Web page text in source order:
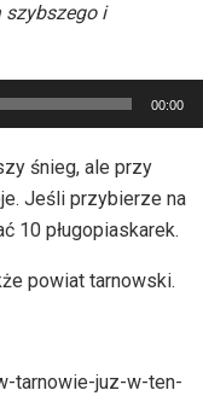
szybszego i
00:00
śnieg, ale przy
Jeśli przybierze na
10 pługopiaskarek.
powiat tarnowski.
tarnowie-juz-w-ten-